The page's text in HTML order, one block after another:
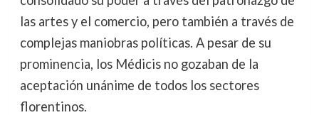
las artes y el comercio, pero también a través de
complejas maniobras políticas. A pesar de su
prominencia, los Médicis no gozaban de la
aceptación unánime de todos los sectores
florentinos.